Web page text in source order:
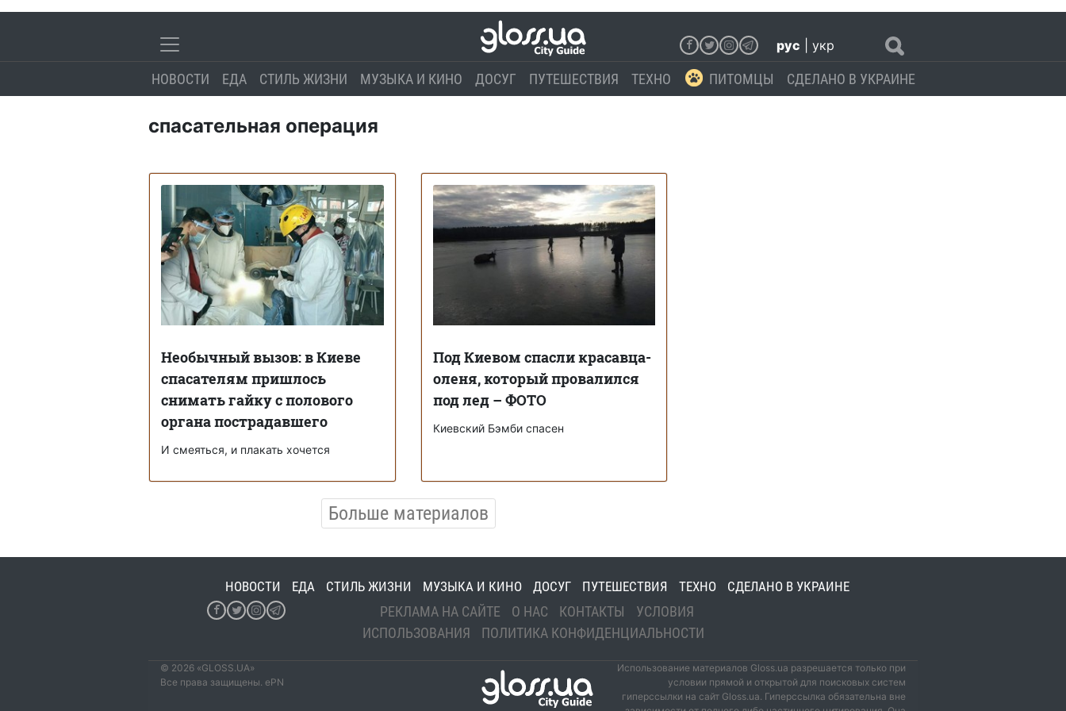
рус укр
НОВОСТИ ЕДА СТИЛЬ ЖИЗНИ МУЗЫКА И КИНО ДОСУГ ПУТЕШЕСТВИЯ ТЕХНО ПИТОМЦЫ СДЕЛАНО В УКРАИНЕ
спасательная операция
Необычный вызов: в Киеве
спасателям пришлось
снимать гайку с полового
органа пострадавшего
И смеяться, и плакать хочется
Под Киевом спасли красавца-
оленя, который провалился
под лед – ФОТО
Киевский Бэмби спасен
Больше материалов
НОВОСТИ ЕДА СТИЛЬ ЖИЗНИ МУЗЫКА И КИНО ДОСУГ ПУТЕШЕСТВИЯ ТЕХНО СДЕЛАНО В УКРАИНЕ
РЕКЛАМА НА САЙТЕ О НАС КОНТАКТЫ
УСЛОВИЯ
ИСПОЛЬЗОВАНИЯ
ПОЛИТИКА КОНФИДЕНЦИАЛЬНОСТИ
© 2026 «GLOSS.UA»
Все права защищены. ePN
Использование материалов Gloss.ua разрешается только при
условии прямой и открытой для поисковых систем
гиперссылки на сайт Gloss.ua. Гиперссылка обязательна вне